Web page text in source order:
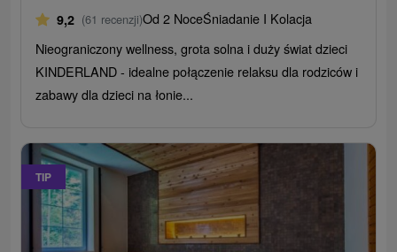
9,2 (61 recenzji)Od 2 NoceŚniadanie I Kolacja
Nieograniczony wellness, grota solna i duży świat dzieci
KINDERLAND - idealne połączenie relaksu dla rodziców i
zabawy dla dzieci na łonie...
TIP